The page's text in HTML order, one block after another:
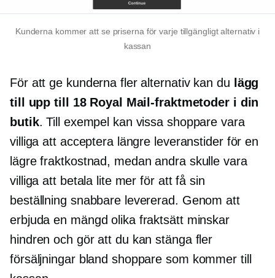
Kunderna kommer att se priserna för varje tillgängligt alternativ i
kassan
För att ge kunderna fler alternativ kan du lägg
till upp till 18 Royal Mail-fraktmetoder i din
butik. Till exempel kan vissa shoppare vara
villiga att acceptera längre leveranstider för en
lägre fraktkostnad, medan andra skulle vara
villiga att betala lite mer för att få sin
beställning snabbare levererad. Genom att
erbjuda en mängd olika fraktsätt minskar
hindren och gör att du kan stänga fler
försäljningar bland shoppare som kommer till